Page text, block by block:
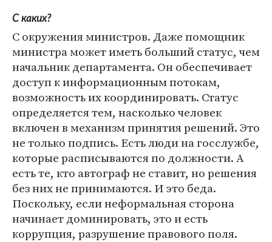
С каких?
С окружения министров. Даже помощник
министра может иметь больший статус, чем
начальник департамента. Он обеспечивает
доступ к информационным потокам,
возможность их координировать. Статус
определяется тем, насколько человек
включен в механизм принятия решений. Это
не только подпись. Есть люди на госслужбе,
которые расписываются по должности. А
есть те, кто автограф не ставит, но решения
без них не принимаются. И это беда.
Поскольку, если неформальная сторона
начинает доминировать, это и есть
коррупция, разрушение правового поля.